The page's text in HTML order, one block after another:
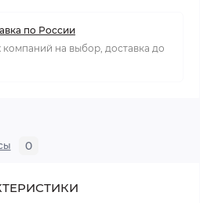
по России
компаний на выбор, доставка до
0